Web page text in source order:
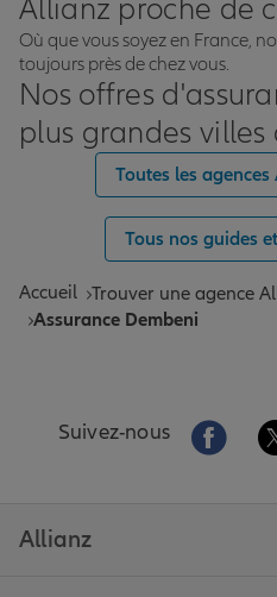
Allianz proche de
Où que vous soyez en France,
toujours près de chez vous.
Nos offres
plus grandes villes
Toutes les
Tous nos guides
Accueil Trouver une agence
Assurance Dembeni
Suivez-nous Aller
Allianz